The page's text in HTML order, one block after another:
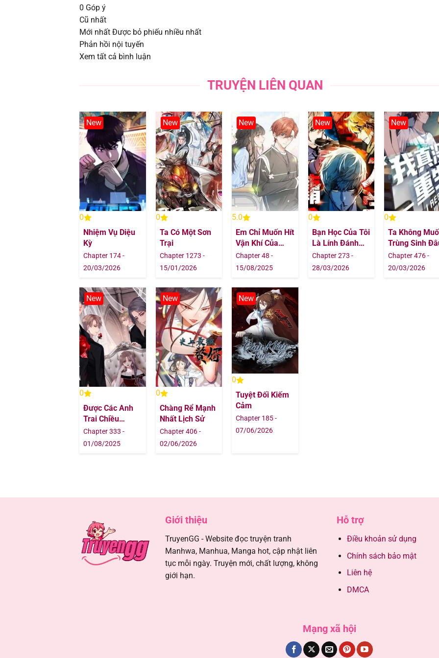
Chapter 102
Chapter 101
Chapter 98.2 03/09/2025
Chapter 97.2 03/09/2025
Chapter 96.2 03/09/2025
Chapter 96.1 03/09/2025
Chapter 95 03/09/2025
Chapter 94 03/09/2025
Chapter 93
Chapter 92
Chapter 91
Chapter 90
Chapter 89
Chapter 88
Chapter 87
Chapter 86
Chapter 82 03/09/2025
Chapter 81 03/09/2025
0 Góp ý
Cũ nhất
Mới nhất Được bỏ phiếu nhiều nhất
Phản hồi nội tuyến
Xem tất cả bình luận
TRUYỆN LIÊN QUAN
New
0
Nhiệm Vụ Diệu
Kỳ
Chapter 174 -
20/03/2026
New
0
Ta Có Một Sơn
Trại
Chapter 1273 -
15/01/2026
New
5.0
Em Chỉ Muốn Hít
Vận Khí Của
Anh
Chapter 48 -
15/08/2025
New
0
Bạn Học Của Tôi
Là Lính Đánh
Thuê
Chapter 273 -
28/03/2026
New
0
Ta Không
Trùng Sinh
Chapter 476 -
20/03/2026
New
0
Được Các Anh
Trai Chiều
Chuộng Tôi Trở
Nên Ngang
Chapter 333 -
01/08/2025
New
0
Chàng Rể Mạnh
Nhất Lịch Sử
Chapter 406 -
02/06/2026
New
0
Tuyệt Đối Kiếm
Cảm
Chapter 185 -
07/06/2026
Giới thiệu
TruyenGG - Website đọc truyện tranh
Manhwa, Manhua, Manga hot, cập nhật liên
tục mỗi ngày. Truyện mới, chất lượng, không
giới hạn.
Hỗ trợ
Điều khoản sử dụng
Chính sách bảo mật
Liên hệ
DMCA
Mạng xã hội